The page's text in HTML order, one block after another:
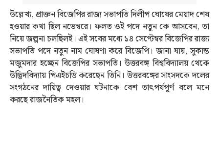
উল্লেখ্য, প্রাক্তন বিজেপির রাজ্য সভাপতি দিলীপ ঘোষের মেয়াদ শেষ
হওয়ার কথা ছিল নভেম্বরে। ফলত ওই পদে নতুন কে আসবেন, তা
নিয়ে জল্পনা চলছিলই। এই সবের মধ্যে ১৪ সেপ্টেম্বর বিজেপির রাজ্য
সভাপতি পদে নতুন নাম ঘোষণা করে বিজেপি। জানা যায়, সুকান্ত
মজুমদার হচ্ছেন বিজেপির সভাপতি। উত্তরবঙ্গ বিশ্ববিদ্যালয় থেকে
উদ্ভিদবিদ্যায় পিএইচডি করেছেন তিনি। উত্তরবঙ্গের সাংসদকে দলের
সংগঠনের দায়িত্ব দেওয়ার ঘটনাকে বেশ তাত্‍পর্যপূর্ণ বলে মনে
করছে রাজনৈতিক মহল।